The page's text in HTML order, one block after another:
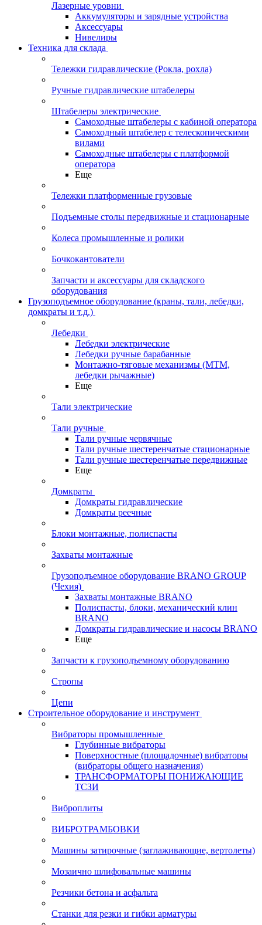
Лазерные уровни
Аккумуляторы и зарядные устройства
Аксессуары
Нивелиры
Техника для склада
Тележки гидравлические (Рокла, рохла)
Ручные гидравлические штабелеры
Штабелеры электрические
Самоходные штабелеры с кабиной оператора
Самоходный штабелер с телескопическими
вилами
Самоходные штабелеры с платформой
оператора
Еще
Тележки платформенные грузовые
Подъемные столы передвижные и стационарные
Колеса промышленные и ролики
Бочкокантователи
Запчасти и аксессуары для складского
оборудования
Грузоподъемное оборудование (краны, тали, лебедки,
домкраты и т.д.)
Лебедки
Лебедки электрические
Лебедки ручные барабанные
Монтажно-тяговые механизмы (МТМ,
лебедки рычажные)
Еще
Тали электрические
Тали ручные
Тали ручные червячные
Тали ручные шестеренчатые стационарные
Тали ручные шестеренчатые передвижные
Еще
Домкраты
Домкраты гидравлические
Домкраты реечные
Блоки монтажные, полиспасты
Захваты монтажные
Грузоподъемное оборудование BRANO GROUP
(Чехия)
Захваты монтажные BRANO
Полиспасты, блоки, механический клин
BRANO
Домкраты гидравлические и насосы BRANO
Еще
Запчасти к грузоподъемному оборудованию
Стропы
Цепи
Строительное оборудование и инструмент
Вибраторы промышленные
Глубинные вибраторы
Поверхностные (площадочные) вибраторы
(вибраторы общего назначения)
ТРАНСФОРМАТОРЫ ПОНИЖАЮЩИЕ
ТСЗИ
Виброплиты
ВИБРОТРАМБОВКИ
Машины затирочные (заглаживающие, вертолеты)
Мозаично шлифовальные машины
Резчики бетона и асфальта
Станки для резки и гибки арматуры